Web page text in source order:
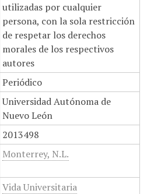
utilizadas por cualquier
persona, con la sola restricción
de respetar los derechos
morales de los respectivos
autores
Periódico
Universidad Autónoma de
Nuevo León
2013498
Monterrey, N.L.
Vida Universitaria